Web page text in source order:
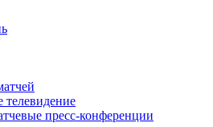
телевидение
пресс-конференции